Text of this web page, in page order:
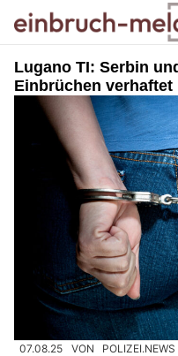
Lugano TI: Serbin
Einbrüchen verhaftet
07.08.25 VON